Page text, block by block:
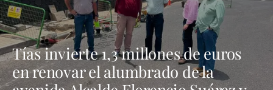
Tías invierte 1,3 millones de euros
en renovar el alumbrado de la